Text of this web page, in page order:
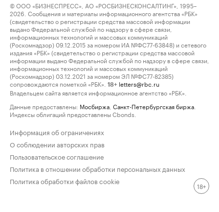
© ООО «БИЗНЕСПРЕСС», АО «РОСБИЗНЕСКОНСАЛТИНГ», 1995–
2026. Сообщения и материалы информационного агентства «РБК»
(свидетельство о регистрации средства массовой информации
выдано Федеральной службой по надзору в сфере связи,
информационных технологий и массовых коммуникаций
(Роскомнадзор) 09.12.2015 за номером ИА №ФС77-63848) и сетевого
издания «РБК» (свидетельство о регистрации средства массовой
информации выдано Федеральной службой по надзору в сфере связи,
информационных технологий и массовых коммуникаций
(Роскомнадзор) 03.12.2021 за номером ЭЛ №ФС77-82385)
сопровождаются пометкой «РБК».
18+ letters@rbc.ru
Владельцем сайта является информационное агентство «РБК».
Данные предоставлены: Мосбиржа Санкт-Петербургская биржа
Индексы облигаций предоставлены Cbonds.
Информация об ограничениях
О соблюдении авторских прав
Пользовательское соглашение
Политика в отношении обработки персональных данных
Политика обработки файлов cookie
18+